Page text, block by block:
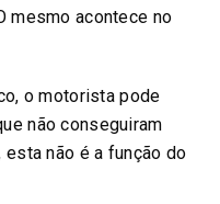
mesmo acontece no
o motorista pode
não conseguiram
não é a função do